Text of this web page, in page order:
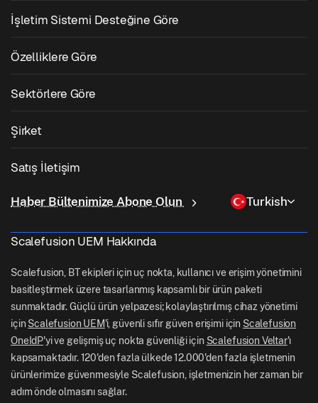
Kiosk Yazılımı
Kendi Cihazını Getir (BYOD)
İşletim Sistemi Desteğine Göre
iOS Yönetimi
Linux Yönetimi
Özelliklere Göre
Windows Uygulama Kataloğu
Koşullu Erişim
Uzaktan Kumanda
Sektörlere Göre
Son Mil Teslimatı
Perakende
Lojistik
Şirket
Scalefusion Yardım Belgeleri
Scalefusion Blogu
Haber Odası
Kariyer
Satış İletişim
sales[at]scalefusion.com
UK: +44-7520-641664
NZ: +64-9-888-4315
India: +91-63694-45500
Haber Bültenimize Abone Olun Turkish
Scalefusion UEM Hakkında
Scalefusion, BT ekipleri için uç nokta, kullanıcı ve erişim yönetimini
basitleştirmek üzere tasarlanmış kapsamlı bir ürün paketi
sunmaktadır. Güçlü ürün yelpazesi; kolaylaştırılmış cihaz yönetimi
için Scalefusion UEM'i, güvenli sıfır güven erişimi için Scalefusion
OneIdP'yi ve gelişmiş uç nokta güvenliği için Scalefusion Veltar'ı
kapsamaktadır. 120'den fazla ülkede 12.000'den fazla işletmenin
ürünlerimize güvenmesiyle Scalefusion, işletmenizin her zaman bir
adım önde olmasını sağlar.